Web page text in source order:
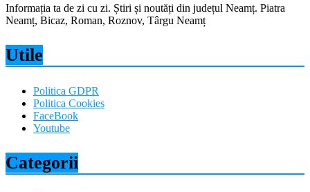
Informația ta de zi cu zi. Știri și noutăți din județul Neamț. Piatra
Neamț, Bicaz, Roman, Roznov, Târgu Neamț
Utile
Politica GDPR
Politica Cookies
FaceBook
Youtube
Categorii